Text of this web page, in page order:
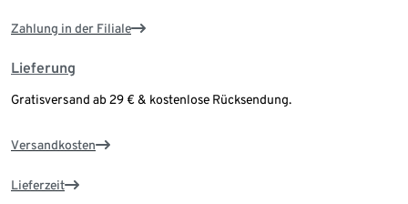
Zahlung in der Filiale
Lieferung
Gratisversand ab 29 € & kostenlose Rücksendung.
Versandkosten
Lieferzeit